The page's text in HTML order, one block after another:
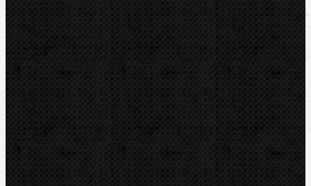
Kontakt
NIPO Tools s.r.o
Lipová 7
CZ-763 26 LUHAČOVICE
Telefon obj.:
602 719 020
Telefon fakt.:
608 719 020
E-mail:
nipo@nipo.cz
Platební brána GOPAY